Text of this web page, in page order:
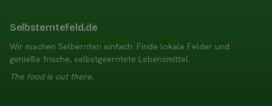
Selbsterntefeld.de
Wir machen Selbernten einfach: Finde lokale Felder und
genieße frische, selbstgeerntete Lebensmittel.
The food is out there.